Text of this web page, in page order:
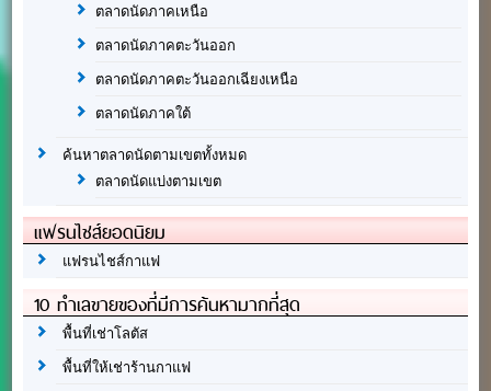
ตลาดนัดภาคเหนือ
ตลาดนัดภาคตะวันออก
ตลาดนัดภาคตะวันออกเฉียงเหนือ
ตลาดนัดภาคใต้
ค้นหาตลาดนัดตามเขตทั้งหมด
ตลาดนัดแบ่งตามเขต
แฟรนไชส์ยอดนิยม
แฟรนไชส์กาแฟ
10 ทำเลขายของที่มีการค้นหามากที่สุด
พื้นที่เช่าโลตัส
พื้นที่ให้เช่าร้านกาแฟ